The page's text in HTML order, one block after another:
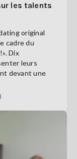
les talents
original
cadre du
Dix
leurs
devant une